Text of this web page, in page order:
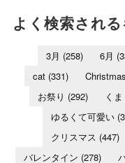
よく検索され
3月 (258) 6月
cat (331) Christmas
お祭り (292) くま
ゆるくて可愛い
クリスマス (447)
バレンタイン (278)